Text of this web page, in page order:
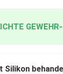
Silikon